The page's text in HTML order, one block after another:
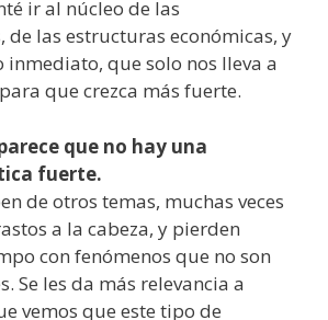
ir al núcleo de las
de las estructuras económicas, y
inmediato, que solo nos lleva a
que crezca más fuerte.
que no hay una
fuerte.
de otros temas, muchas veces
a la cabeza, y pierden
con fenómenos que no son
Se les da más relevancia a
vemos que este tipo de